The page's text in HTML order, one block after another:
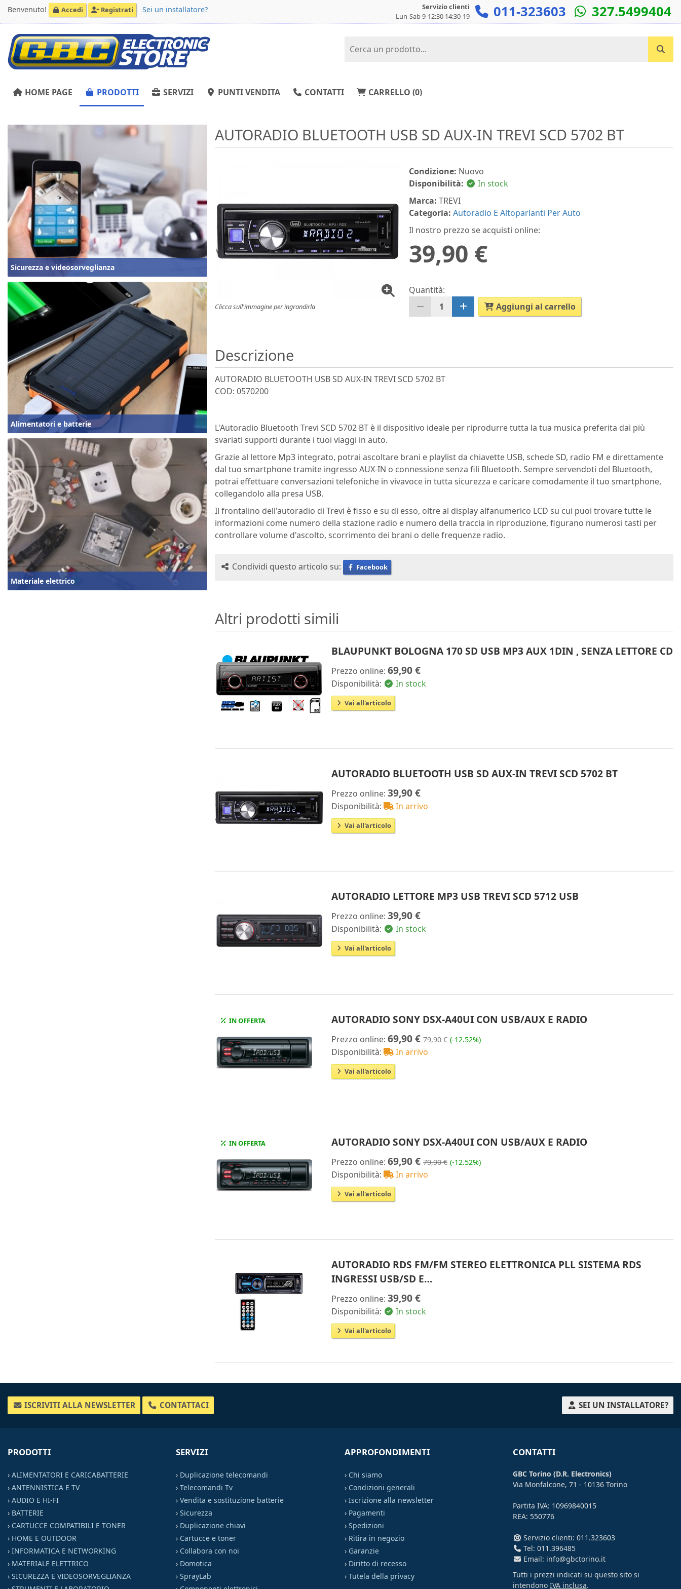
Benvenuto! Accedi Registrati Sei un installatore?
Servizio clienti
Lun-Sab 9-12:30 14:30-19
011-323603 327.5499404
Cerca un prodotto...
HOME PAGE PRODOTTI SERVIZI PUNTI VENDITA CONTATTI CARRELLO (0)
Sicurezza e videosorveglianza
Alimentatori e batterie
Materiale elettrico
AUTORADIO BLUETOOTH USB SD AUX-IN TREVI SCD 5702 BT
Clicca sull'immagine per ingrandirla
Condizione: Nuovo
Disponibilità:
In stock
Marca: TREVI
Categoria: Autoradio E Altoparlanti Per Auto
Il nostro prezzo se acquisti online:
39,90 €
Quantità:
1
Aggiungi al carrello
Descrizione
AUTORADIO BLUETOOTH USB SD AUX-IN TREVI SCD 5702 BT
COD: 0570200
L'Autoradio Bluetooth Trevi SCD 5702 BT è il dispositivo ideale per riprodurre tutta la tua musica preferita dai più
svariati supporti durante i tuoi viaggi in auto.
Grazie al lettore Mp3 integrato, potrai ascoltare brani e playlist da chiavette USB, schede SD, radio FM e direttamente
dal tuo smartphone tramite ingresso AUX-IN o connessione senza fili Bluetooth. Sempre servendoti del Bluetooth,
potrai effettuare conversazioni telefoniche in vivavoce in tutta sicurezza e caricare comodamente il tuo smartphone,
collegandolo alla presa USB.
Il frontalino dell'autoradio di Trevi è fisso e su di esso, oltre al display alfanumerico LCD su cui puoi trovare tutte le
informazioni come numero della stazione radio e numero della traccia in riproduzione, figurano numerosi tasti per
controllare volume d'ascolto, scorrimento dei brani o delle frequenze radio.
Condividi questo articolo su: Facebook
Altri prodotti simili
BLAUPUNKT BOLOGNA 170 SD USB MP3 AUX 1DIN , SENZA LETTORE CD
Prezzo online:69,90 €
Disponibilità: In stock
Vai all'articolo
AUTORADIO BLUETOOTH USB SD AUX-IN TREVI SCD 5702 BT
Prezzo online:39,90 €
Disponibilità: In arrivo
Vai all'articolo
AUTORADIO LETTORE MP3 USB TREVI SCD 5712 USB
Prezzo online:39,90 €
Disponibilità: In stock
Vai all'articolo
IN OFFERTA AUTORADIO SONY DSX-A40UI CON USB/AUX E RADIO
Prezzo online:69,90 € 79,90 € (-12.52%)
Disponibilità: In arrivo
Vai all'articolo
IN OFFERTA AUTORADIO SONY DSX-A40UI CON USB/AUX E RADIO
Prezzo online:69,90 € 79,90 € (-12.52%)
Disponibilità: In arrivo
Vai all'articolo
AUTORADIO RDS FM/FM STEREO ELETTRONICA PLL SISTEMA RDS
INGRESSI USB/SD E…
Prezzo online:39,90 €
Disponibilità: In stock
Vai all'articolo
ISCRIVITI ALLA NEWSLETTER CONTATTACI SEI UN INSTALLATORE?
PRODOTTI
› ALIMENTATORI E CARICABATTERIE
› ANTENNISTICA E TV
› AUDIO E HI-FI
› BATTERIE
› CARTUCCE COMPATIBILI E TONER
› HOME E OUTDOOR
› INFORMATICA E NETWORKING
› MATERIALE ELETTRICO
› SICUREZZA E VIDEOSORVEGLIANZA
SERVIZI
› Duplicazione telecomandi
›Telecomandi Tv
›Vendita e sostituzione batterie
›Sicurezza
› Duplicazione chiavi
› Cartucce e toner
› Collabora con noi
› Domotica
›SprayLab
APPROFONDIMENTI
› Chi siamo
› Condizioni generali
› Iscrizione alla newsletter
› Pagamenti
› Spedizioni
› Ritira in negozio
› Garanzie
› Diritto di recesso
› Tutela della privacy
CONTATTI
GBC Torino (D.R. Electronics)
Via Monfalcone, 71 - 10136 Torino
Partita IVA: 10969840015
REA: 550776
Servizio clienti: 011.323603
Tel: 011.396485
Email: info@gbctorino.it
Tutti i prezzi indicati su questo sito si
intendono IVA inclusa.